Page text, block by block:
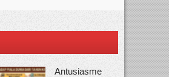
Antusiasme